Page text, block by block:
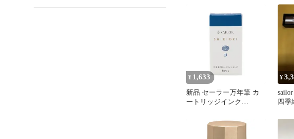
¥ 1,633
新品 セーラー万年筆 カ
ートリッジインク
唄 雉（きじ） 水性染料
20ml 13-0400-240
¥
四
兎